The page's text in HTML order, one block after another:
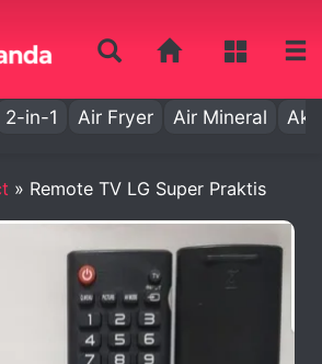
2-in-1 Air Fryer Air Mineral Aki
» Remote TV LG Super Praktis